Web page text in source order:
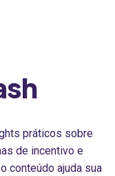
práticos sobre
de incentivo e
conteúdo ajuda sua